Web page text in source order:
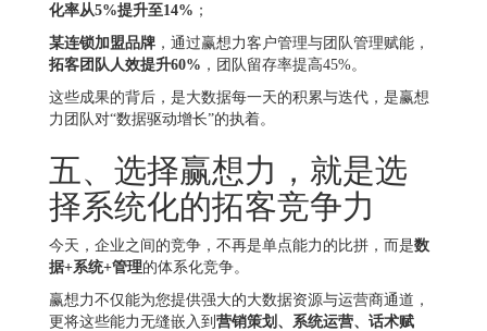
化率从5%提升至14% ；
某连锁加盟品牌，通过赢想力客户管理与团队管理赋能，
拓客团队人效提升60% ，团队留存率提高45%。
这些成果的背后，是大数据每一天的积累与迭代，是赢想
力团队对“数据驱动增长”的执着。
五、选择赢想力，就是选
择系统化的拓客竞争力
今天，企业之间的竞争，不再是单点能力的比拼，而是数
据+系统+管理的体系化竞争。
赢想力不仅能为您提供强大的大数据资源与运营商通道，
更将这些能力无缝嵌入到 营销策划、系统运营、话术赋